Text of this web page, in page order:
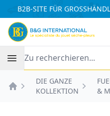
B2B-SITE FÜR
DIE GANZE
KOLLEKTION
&
Cookie-Einstellungen